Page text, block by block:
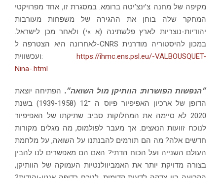
מקיפה של מחנה צ’ינצ’יטה ברומא. במסגרת זו, אחד מפרויקטי
המחקר שלה בוחן את ההגירה של משפחות מעורבות
יהודיות-נוצריות לארץ פלשתינה (א »י) ולאחר מכן לישראל.
לאחרונה היא הצטרפה ל-CNRS במכון להיסטוריה מודרנית
ועכשווית: https://ihmc.ens.psl.eu/-VALBOUSQUET-
Nina-.html
״הנפשות הפושרות: הוותיקן מול השואה״. הפתיחה יוצאת
הדופן של ארכיון האפיפיור פיוס ה ־
12 (1939-1958) בשנת
2020 לא סיימה את המחלוקות סביב שתיקתו של האפיפיור
לנוכח זוועות הנאצים. אך מעבר לפולמוס, מה מגלים מקורות
חדשים אלה? מה הם תורמים להבנתנו על השואה, על מלחמת
העולם השנייה ועל הכוח הדתי? האם הם מאפשרים לנו להבין
בצורה מדויקת יותר את האמביוולנטיות העמוקה של הוותיקן,